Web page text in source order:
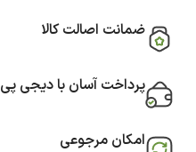
ضمانت اصالت کالا
پرداخت آسان با دیجی پی
امکان مرجوعی